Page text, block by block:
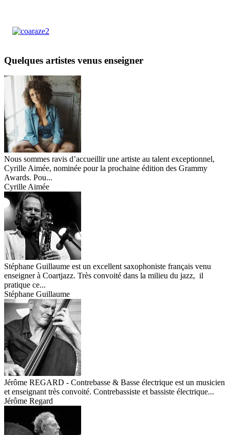
Quelques artistes venus enseigner
Nous sommes ravis d’accueillir une artiste au talent exceptionnel,
Cyrille Aimée, nominée pour la prochaine édition des Grammy
Awards. Pou...
Cyrille Aimée
Stéphane Guillaume est un excellent saxophoniste français venu
enseigner à Coartjazz. Très convoité dans la milieu du jazz, il
pratique ce...
Stéphane Guillaume
Jérôme REGARD - Contrebasse & Basse électrique est un musicien
et enseignant très convoité. Contrebassiste et bassiste électrique...
Jérôme Regard